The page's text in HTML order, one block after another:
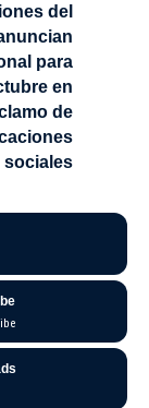
del
para
en
de
sociales